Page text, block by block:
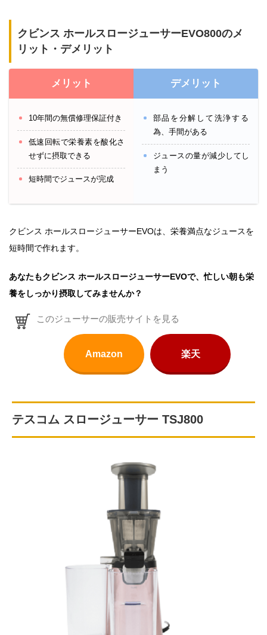
クビンス ホールスロージューサーEVO800のメ
リット・デメリット
メリット
10年間の無償修理保証付き
低速回転で栄養素を酸化さ
せずに摂取できる
短時間でジュースが完成
デメリット
部品を分解して洗浄する
為、手間がある
ジュースの量が減少してし
まう
クビンス ホールスロージューサーEVOは、栄養満点なジュースを
短時間で作れます。
あなたもクビンス ホールスロージューサーEVOで、忙しい朝も栄
養をしっかり摂取してみませんか？
このジューサーの販売サイトを見る
Amazon 楽天
テスコム スロージューサー TSJ800